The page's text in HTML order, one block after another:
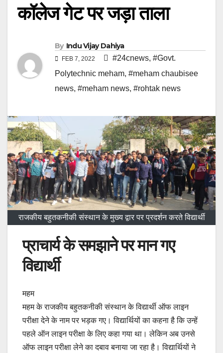
कॉलेज गेट पर जड़ा ताला
By Indu Vijay Dahiya
FEB 7, 2022 #24cnews, #Govt.
Polytechnic meham, #meham chaubisee
news, #meham news, #rohtak news
राजकीय बहुतकनीकी संस्थान के मुख्य द्वार पर प्रदर्शन करते विद्यार्थी
प्राचार्य के समझाने पर मान गए
विद्यार्थी
महम
महम के राजकीय बहुतकनीकी संस्थान के विद्यार्थी ऑफ लाइन
परीक्षा देने के नाम पर भड़क गए। विद्यार्थियों का कहना है कि उन्हें
पहले ऑन लाइन परीक्षा के लिए कहा गया था। लेकिन अब उनसे
ऑफ लाइन परीक्षा लेने का दबाव बनाया जा रहा है। विद्यार्थियों ने